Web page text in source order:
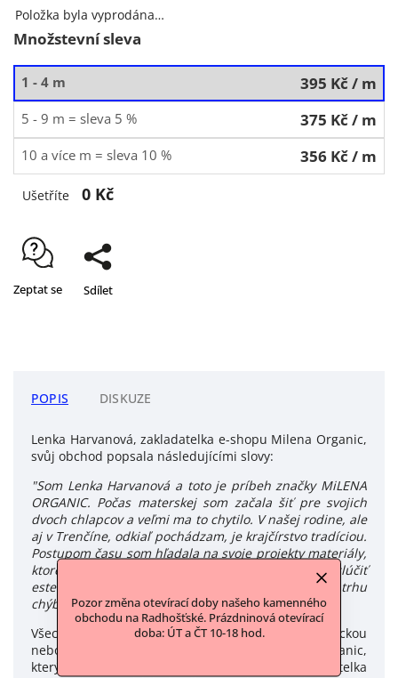
Pozor změna otevírací doby našeho kamenného
obchodu na Radhošťské. Prázdninová otevírací
doba: ÚT a ČT 10-18 hod.
Položka byla vyprodána…
Množstevní sleva
1 - 4 m 395 Kč/ m
5 - 9 m = sleva 5 % 375 Kč/ m
10 a více m = sleva 10 % 356 Kč/ m
Ušetříte 0 Kč
Zeptat se Sdílet
POPIS DISKUZE
Lenka Harvanová, zakladatelka e-shopu Milena Organic,
svůj obchod popsala následujícími slovy:
"Som Lenka Harvanová a toto je príbeh značky MiLENA
ORGANIC. Počas materskej som začala šiť pre svojich
dvoch chlapcov a veľmi ma to chytilo. V našej rodine, ale
aj v Trenčíne, odkiaľ pochádzam, je krajčírstvo tradíciou.
Postupom času som hľadala na svoje projekty materiály,
ktoré by boli ohľaduplnejšie k prírode. Chcela som zlúčiť
estetiku s udržateľnosťou. To mi na slovenskom trhu
chýbalo a tak vznikol projekt MiLENA ORGANIC."
Všechny materiály v této sekci jsou zbylou organickou
nebo certifikovanou metráží z e-shopu Milena Organic,
který bohužel ukončil svůj provoz. Původní majitelka